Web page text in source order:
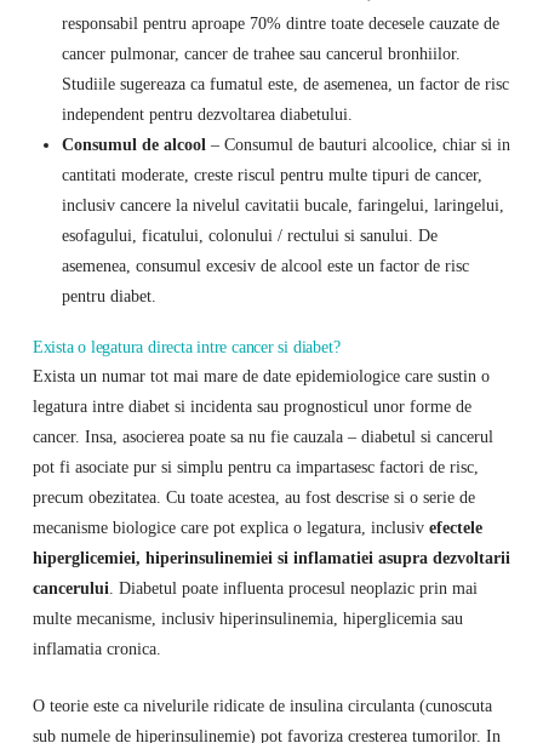
responsabil pentru aproape 70% dintre toate decesele cauzate de
cancer pulmonar, cancer de trahee sau cancerul bronhiilor.
Studiile sugereaza ca fumatul este, de asemenea, un factor de risc
independent pentru dezvoltarea diabetului.
Consumul de alcool – Consumul de bauturi alcoolice, chiar si in
cantitati moderate, creste riscul pentru multe tipuri de cancer,
inclusiv cancere la nivelul cavitatii bucale, faringelui, laringelui,
esofagului, ficatului, colonului / rectului si sanului. De
asemenea, consumul excesiv de alcool este un factor de risc
pentru diabet.
Exista o legatura directa intre cancer si diabet?
Exista un numar tot mai mare de date epidemiologice care sustin o
legatura intre diabet si incidenta sau prognosticul unor forme de
cancer. Insa, asocierea poate sa nu fie cauzala – diabetul si cancerul
pot fi asociate pur si simplu pentru ca impartasesc factori de risc,
precum obezitatea. Cu toate acestea, au fost descrise si o serie de
mecanisme biologice care pot explica o legatura, inclusivefectele
hiperglicemiei, hiperinsulinemiei si inflamatiei asupra dezvoltarii
cancerului. Diabetul poate influenta procesul neoplazic prin mai
multe mecanisme, inclusiv hiperinsulinemia, hiperglicemia sau
inflamatia cronica.
O teorie este ca nivelurile ridicate de insulina circulanta (cunoscuta
sub numele de hiperinsulinemie) pot favoriza cresterea tumorilor. In